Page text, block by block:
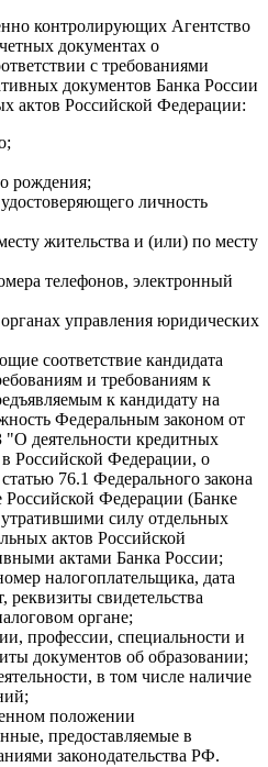
контролирующих Агентство
документах о
с требованиями
документов Банка России
актов Российской Федерации:
рождения;
личность
жительства и (или) по месту
телефонов, электронный
управления юридических
соответствие кандидата
и требованиям к
к кандидату на
Федеральным законом от
деятельности кредитных
Российской Федерации, о
76.1 Федерального закона
Федерации (Банке
силу отдельных
актов Российской
актами Банка России;
налогоплательщика, дата
реквизиты свидетельства
органе;
профессии, специальности и
документов об образовании;
в том числе наличие
положении
предоставляемые в
законодательства РФ.